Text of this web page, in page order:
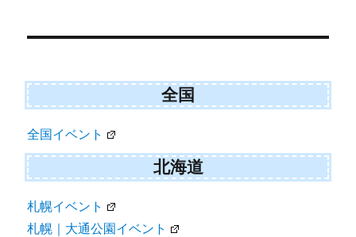
稿
ビ
ゲ
ー
シ
ョ
ン
全国
全国イベント
北海道
札幌イベント
札幌｜大通公園イベント